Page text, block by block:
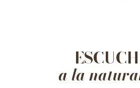
a la